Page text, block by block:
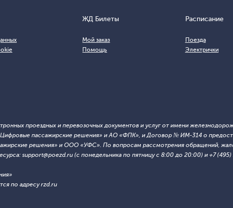
ЖД Билеты
Мой заказ
Помощь
Расписание
Поезда
Электрички
проездных и перевозочных документов и услуг от имени
пассажирские решения» и АО «ФПК», и Договор № ИМ-314 о
решения» и ООО «УФС». По вопросам рассмотрения обращений,
support@poezd.ru (с понедельника по пятницу с 8:00 до 20:00) и +7
по адресу rzd.ru